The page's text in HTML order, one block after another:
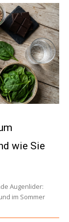
wie Sie
Augenlider:
im Sommer